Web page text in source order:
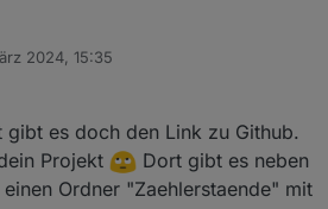
wo dein Problem ist.
um das Script Charge-
du anscheinend kein Problem hast,
verstehe.
du das Script "Zaehlerstaende" ?
z.B den HM-ES-TX-WM von
2024, 15:35
gibt es doch den Link zu Github.
Projekt
Dort gibt es neben
Ordner "Zaehlerstaende" mit